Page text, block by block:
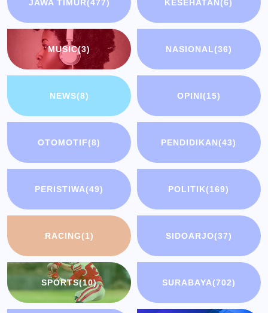
JAWA TIMUR(477) KESEHATAN(6)
MUSIC(3) NASIONAL(36)
NEWS(8) OPINI(15)
OTOMOTIF(8) PENDIDIKAN(43)
PERISTIWA(49) POLITIK(169)
RACING(1) SIDOARJO(37)
SPORTS(10) SURABAYA(702)